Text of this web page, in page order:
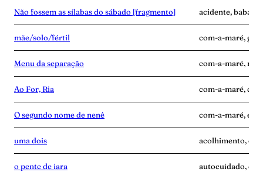
Não fossem as sílabas do sábado [fragmento] acidente, babás,
mãe/solo/fértil com-a-maré,
Menu da separação com-a-maré,
Ao For, Ria com-a-maré,
O segundo nome de nenê com-a-maré,
uma dois acolhimento,
o pente de iara autocuidado,